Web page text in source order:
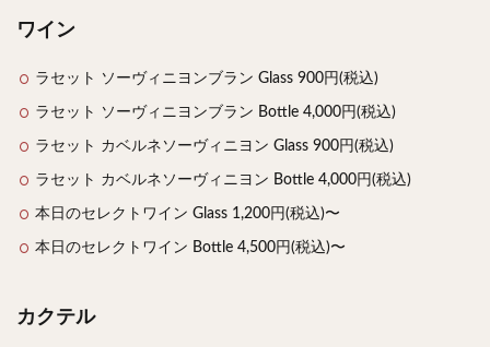
ワイン
ラセット ソーヴィニヨンブラン Glass 900円(税込)
ラセット ソーヴィニヨンブラン Bottle 4,000円(税込)
ラセット カベルネソーヴィニヨン Glass 900円(税込)
ラセット カベルネソーヴィニヨン Bottle 4,000円(税込)
本日のセレクトワイン Glass 1,200円(税込)〜
本日のセレクトワイン Bottle 4,500円(税込)〜
カクテル